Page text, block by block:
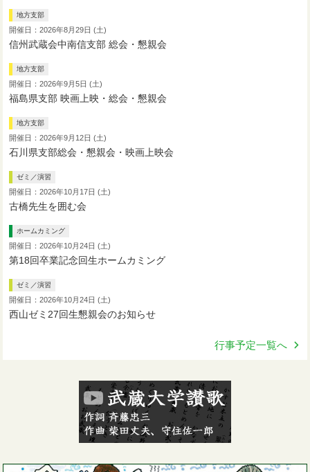
地方支部
開催日：2026年8月29日 (土)
信州武蔵会中南信支部 総会・懇親会
地方支部
開催日：2026年9月5日 (土)
福島県支部 映画上映・総会・懇親会
地方支部
開催日：2026年9月12日 (土)
石川県支部総会・懇親会・映画上映会
ゼミ／演習
開催日：2026年10月17日 (土)
古橋先生を囲む会
ホームカミング
開催日：2026年10月24日 (土)
第18回卒業記念回生ホームカミング
ゼミ／演習
開催日：2026年10月24日 (土)
西山ゼミ27回生懇親会のお知らせ
行事予定一覧へ